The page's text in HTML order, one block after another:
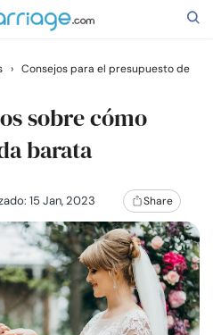
› Consejos para el presupuesto de
sobre cómo
barata
15 Jan, 2023 Share